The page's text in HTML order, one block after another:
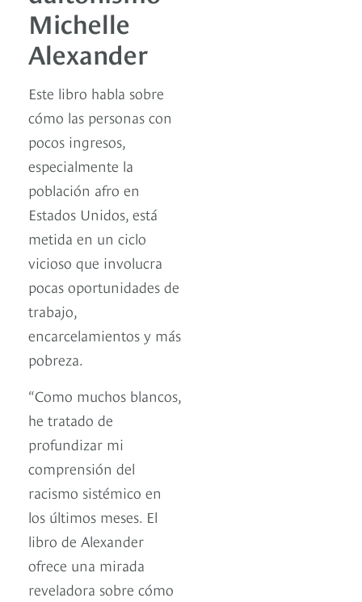
Michelle
Alexander
Este libro habla sobre
cómo las personas con
pocos ingresos,
especialmente la
población afro en
Estados Unidos, está
metida en un ciclo
vicioso que involucra
pocas oportunidades de
trabajo,
encarcelamientos y más
pobreza.
“Como muchos blancos,
he tratado de
profundizar mi
comprensión del
racismo sistémico en
los últimos meses. El
libro de Alexander
ofrece una mirada
reveladora sobre cómo